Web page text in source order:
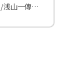
石川智広（合気道/大東流山本角義派/浅山一傳流体術）